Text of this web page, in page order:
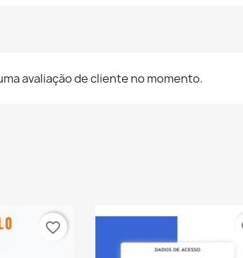
avaliação de cliente no momento.
favorite_border